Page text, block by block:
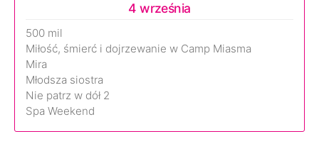
4 września
500 mil
Miłość, śmierć i dojrzewanie w Camp Miasma
Mira
Młodsza siostra
Nie patrz w dół 2
Spa Weekend